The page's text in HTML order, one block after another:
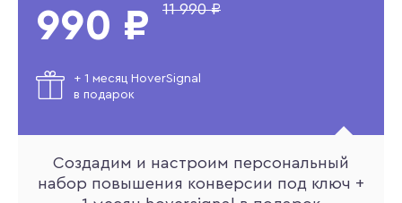
Создадим и настроим персональный
набор повышения конверсии под ключ +
990 ₽ 11 990 ₽
+ 1 месяц HoverSignal
в подарок